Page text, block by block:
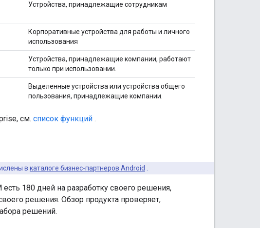
Устройства, принадлежащие сотрудникам
Корпоративные устройства для работы и личного
использования
Устройства, принадлежащие компании, работают
только при использовании.
Выделенные устройства или устройства общего
пользования, принадлежащие компании.
см. список функций .
в каталоге бизнес-партнеров Android .
180 дней на разработку своего решения,
решения. Обзор продукта проверяет,
решений.